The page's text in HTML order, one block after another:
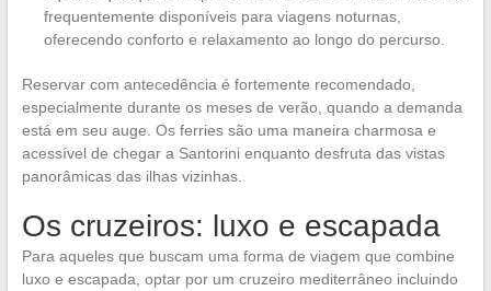
frequentemente disponíveis para viagens noturnas,
oferecendo conforto e relaxamento ao longo do percurso.
Reservar com antecedência é fortemente recomendado,
especialmente durante os meses de verão, quando a demanda
está em seu auge. Os ferries são uma maneira charmosa e
acessível de chegar a Santorini enquanto desfruta das vistas
panorâmicas das ilhas vizinhas.
Os cruzeiros: luxo e escapada
Para aqueles que buscam uma forma de viagem que combine
luxo e escapada, optar por um cruzeiro mediterrâneo incluindo